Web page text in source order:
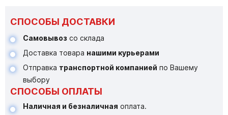
СПОСОБЫ ДОСТАВКИ
Самовывоз со склада
Доставка товара нашими курьерами
Отправка транспортной компанией по Вашему
выбору
СПОСОБЫ ОПЛАТЫ
Наличная и безналичная оплата.